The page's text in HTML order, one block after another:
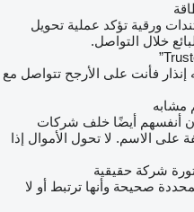
ورقية تؤكد عملية تحويل
خلال التواصل.
إنذار فأنت على الأرجح تتواصل مع
مشابه
أنفسهم أيضًا خلف شركات
على الاسم. لا تحول الأموال إذا
شركة حقيقية
صحيحة وأنها ترتبط أو لا